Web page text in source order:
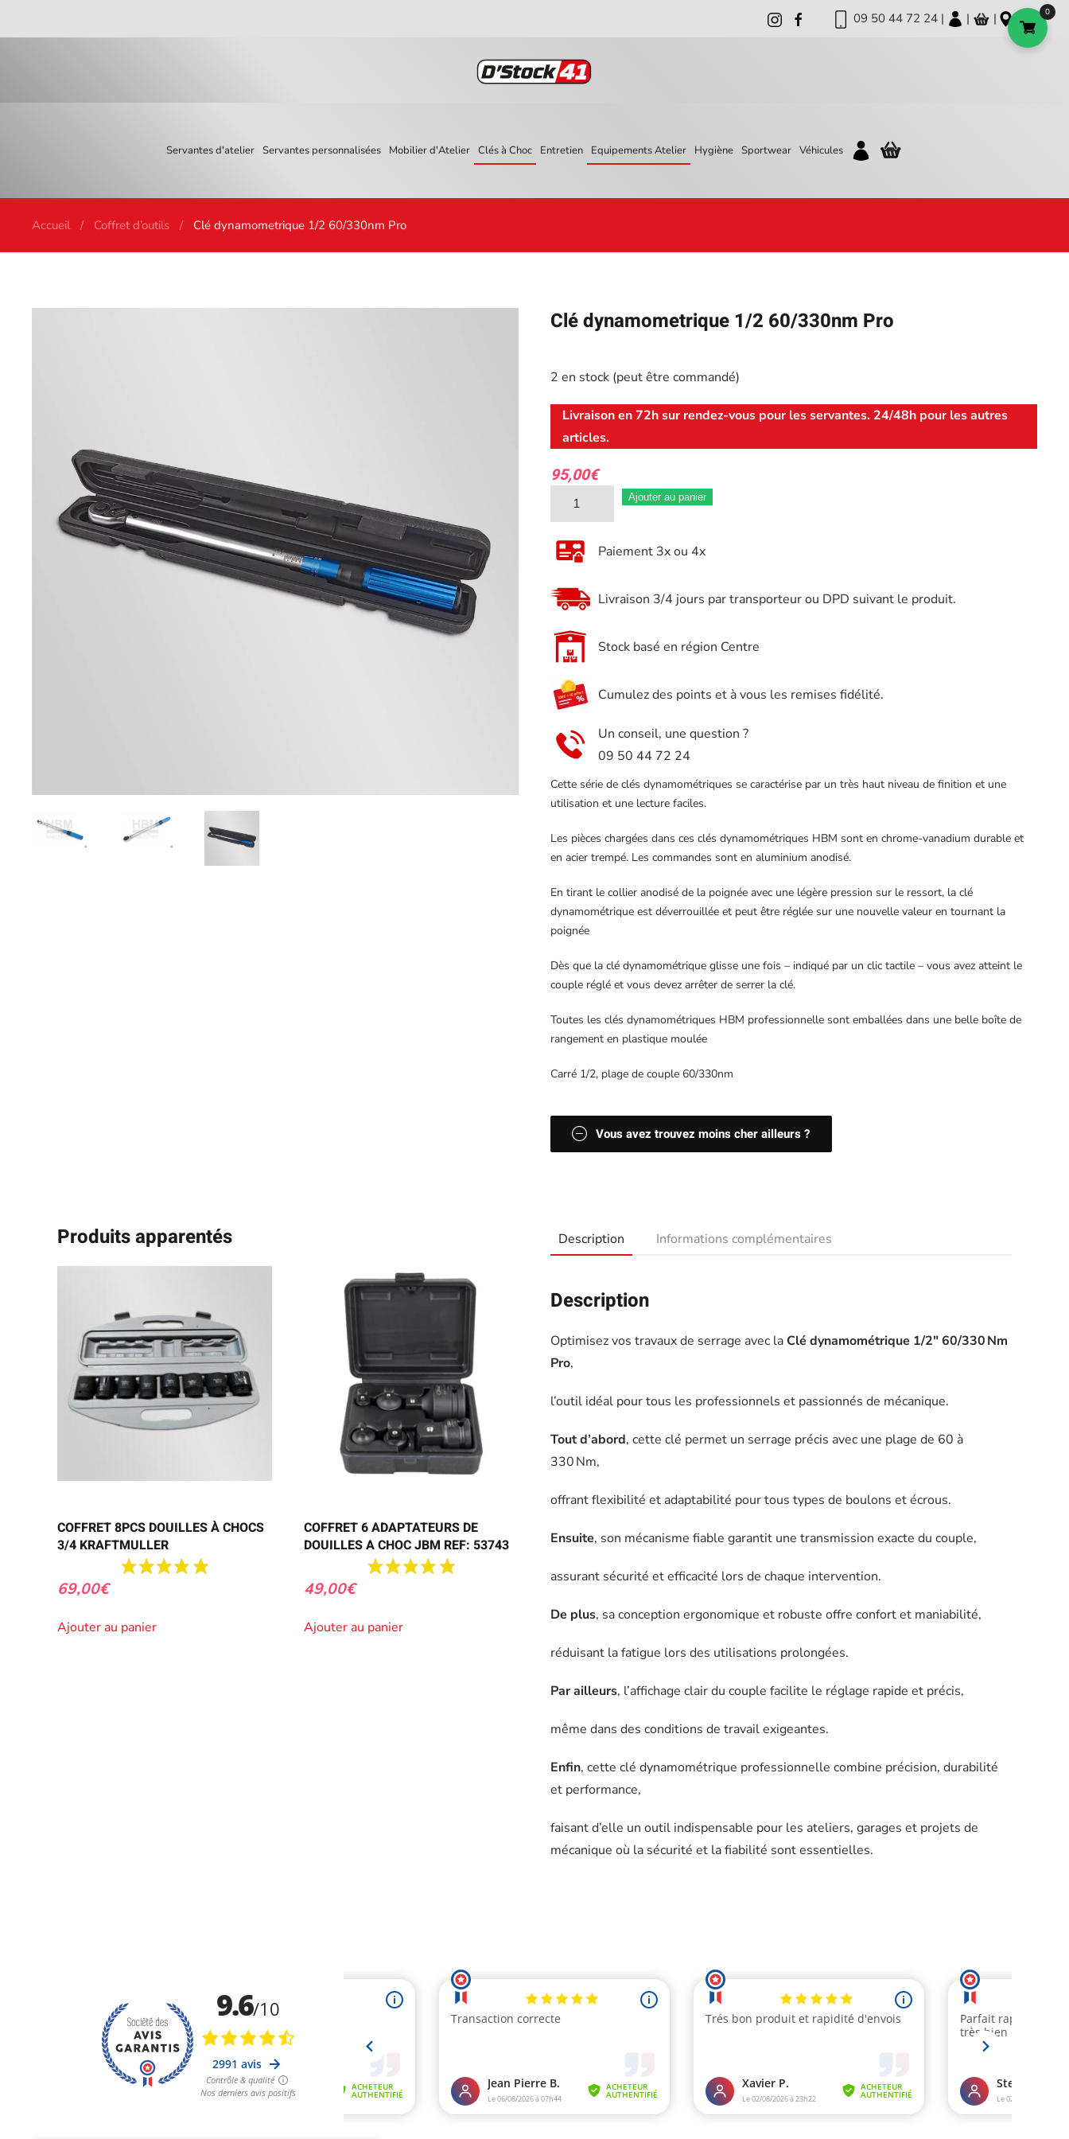
09 50 44 72 24 | | |
Servantes d'atelier Servantes personnalisées Mobilier d'Atelier Clés à Choc Entretien Equipements Atelier Hygiène Sportwear Véhicules
Accueil Coffret d’outils Clé dynamometrique 1/2 60/330nm Pro
Clé dynamometrique 1/2 60/330nm Pro
2 en stock (peut être commandé)
Livraison en 72h sur rendez-vous pour les servantes. 24/48h pour les autres
articles.
95,00€
quantité
de
Clé
dynamometrique
1/2
60/330nm
Pro
Ajouter au panier
Paiement 3x ou 4x
Livraison 3/4 jours par transporteur ou DPD suivant le produit.
Stock basé en région Centre
Cumulez des points et à vous les remises fidélité.
Un conseil, une question ?
09 50 44 72 24
Cette série de clés dynamométriques se caractérise par un très haut niveau de finition et une
utilisation et une lecture faciles.
Les pièces chargées dans ces clés dynamométriques HBM sont en chrome-vanadium durable et
en acier trempé. Les commandes sont en aluminium anodisé.
En tirant le collier anodisé de la poignée avec une légère pression sur le ressort, la clé
dynamométrique est déverrouillée et peut être réglée sur une nouvelle valeur en tournant la
poignée
Dès que la clé dynamométrique glisse une fois – indiqué par un clic tactile – vous avez atteint le
couple réglé et vous devez arrêter de serrer la clé.
Toutes les clés dynamométriques HBM professionnelle sont emballées dans une belle boîte de
rangement en plastique moulée
Carré 1/2, plage de couple 60/330nm
Vous avez trouvez moins cher ailleurs ?
Produits apparentés
COFFRET 8PCS DOUILLES À CHOCS
3/4 KRAFTMULLER
69,00€
Ajouter au panier
COFFRET 6 ADAPTATEURS DE
DOUILLES A CHOC JBM REF: 53743
49,00€
Ajouter au panier
Description Informations complémentaires
Description
Optimisez vos travaux de serrage avec laClé dynamométrique 1/2″ 60/330 Nm
Pro,
l’outil idéal pour tous les professionnels et passionnés de mécanique.
Tout d’abord, cette clé permet un serrage précis avec une plage de 60 à
330 Nm,
offrant flexibilité et adaptabilité pour tous types de boulons et écrous.
Ensuite, son mécanisme fiable garantit une transmission exacte du couple,
assurant sécurité et efficacité lors de chaque intervention.
De plus, sa conception ergonomique et robuste offre confort et maniabilité,
réduisant la fatigue lors des utilisations prolongées.
Par ailleurs, l’affichage clair du couple facilite le réglage rapide et précis,
même dans des conditions de travail exigeantes.
Enfin, cette clé dynamométrique professionnelle combine précision, durabilité
et performance,
faisant d’elle un outil indispensable pour les ateliers, garages et projets de
mécanique où la sécurité et la fiabilité sont essentielles.
0